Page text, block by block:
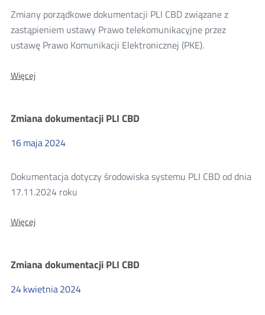
Zmiany porządkowe dokumentacji PLI CBD związane z
zastąpieniem ustawy Prawo telekomunikacyjne przez
ustawę Prawo Komunikacji Elektronicznej (PKE).
WięcejO:
CBD
Zmiana dokumentacji PLI CBD
16maja2024
Dokumentacja dotyczy środowiska systemu PLI CBD od dnia
17.11.2024 roku
WięcejO:
CBD
Zmiana dokumentacji PLI CBD
24kwietnia2024